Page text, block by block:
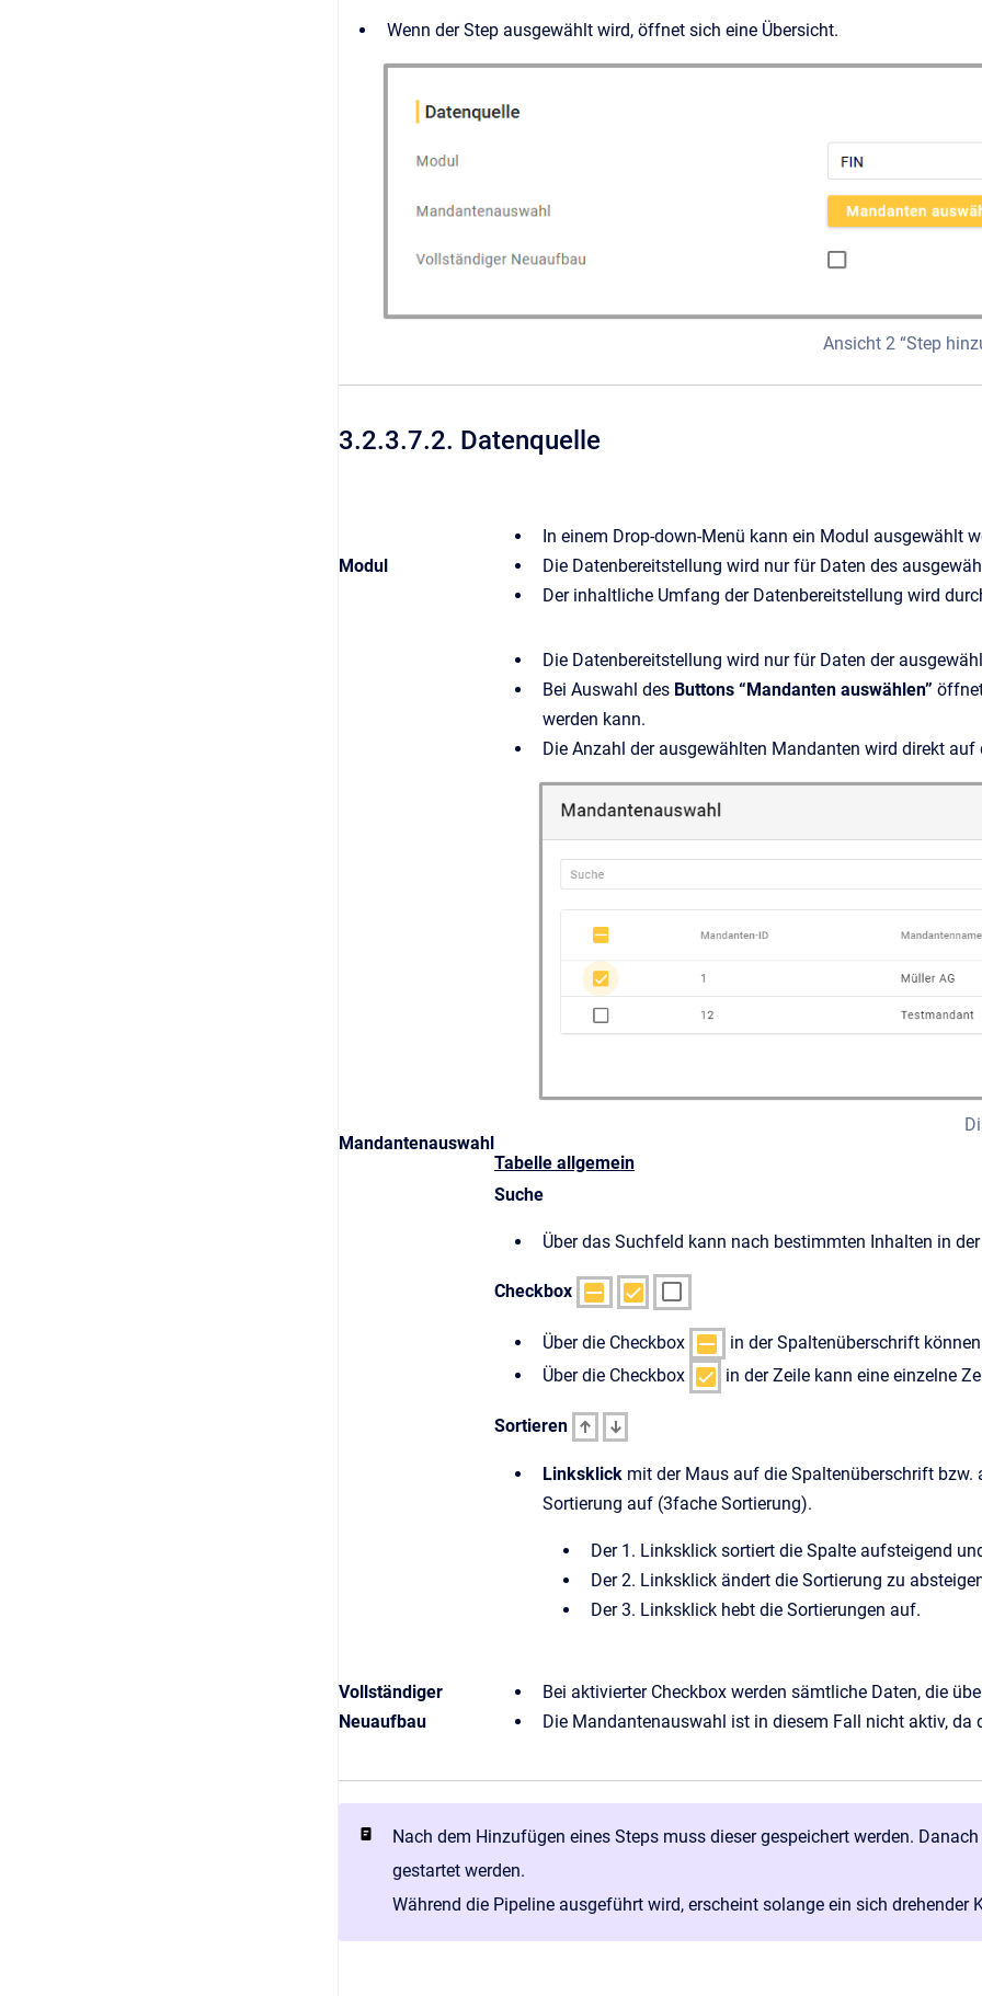
Wenn der Step ausgewählt wird, öffnet sich eine Übersicht.
Ansicht 2 “Step
3.2.3.7.2. Datenquelle
Modul
In einem Drop-down-Menü kann ein Modul ausgewählt
Die Datenbereitstellung wird nur für Daten des
Der inhaltliche Umfang der Datenbereitstellung wird
Mandantenauswahl
Die Datenbereitstellung wird nur für Daten der
Bei Auswahl des Buttons “Mandanten auswählen”
werden kann.
Die Anzahl der ausgewählten Mandanten wird direkt
Tabelle allgemein
Suche
Über das Suchfeld kann nach bestimmten Inhalten in
Checkbox
Über die Checkbox
in der Spaltenüberschrift
Über die Checkbox
in der Zeile kann eine einzelne
Sortieren
Linksklick mit der Maus auf die Spaltenüberschrift
Sortierung auf (3fache Sortierung).
Der 1. Linksklick sortiert die Spalte aufsteigend
Der 2. Linksklick ändert die Sortierung zu
Der 3. Linksklick hebt die Sortierungen auf.
Vollständiger
Neuaufbau
Bei aktivierter Checkbox werden sämtliche Daten, die
Die Mandantenauswahl ist in diesem Fall nicht aktiv,
Nach dem Hinzufügen eines Steps muss dieser gespeichert werden.
gestartet werden.
Während die Pipeline ausgeführt wird, erscheint solange ein sich drehender